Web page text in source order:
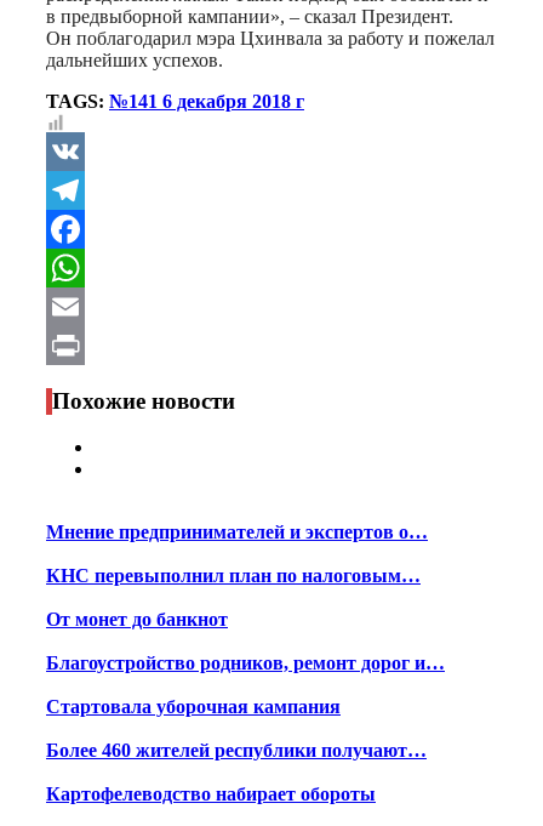
в предвыборной кампании», – сказал Президент.
Он поблагодарил мэра Цхинвала за работу и пожелал
дальнейших успехов.
TAGS: №141 6 декабря 2018 г
VK
Telegram
Facebook
WhatsApp
Email
Print
Похожие новости
Мнение предпринимателей и экспертов о…
КНС перевыполнил план по налоговым…
От монет до банкнот
Благоустройство родников, ремонт дорог и…
Стартовала уборочная кампания
Более 460 жителей республики получают…
Картофелеводство набирает обороты